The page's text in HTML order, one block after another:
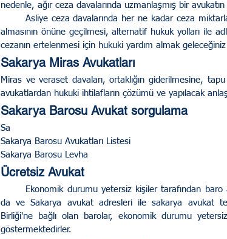
nedenle, ağır ceza davalarında uzmanlaşmış bir
almasının önüne geçilmesi, alternatif hukuk yolları ile
cezanın ertelenmesi için hukuki yardım almak
Sakarya Miras Avukatları
Miras ve veraset davaları, ortaklığın giderilmesine,
avukatlardan hukuki ihtilafların çözümü ve yapılacak
Sakarya Barosu Avukat sorgulama
Sa
Sakarya Barosu Avukatları Listesi
Sakarya Barosu Levha
Ücretsiz Avukat
da ve Sakarya avukat adresleri ile sakarya avukat
Birliği'ne bağlı olan barolar, ekonomik durumu
göstermektedirler.